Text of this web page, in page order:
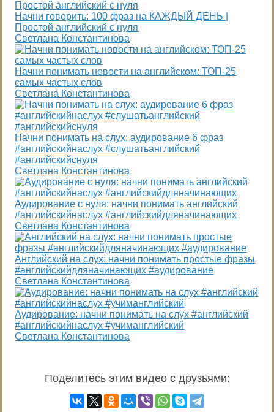
Начни говорить: 100 фраз на КАЖДЫЙ ДЕНЬ |
Простой английский с нуля
Светлана Константинова
Начни понимать новости на английском: ТОП-25
самых частых слов
Светлана Константинова
Начни понимать на слух: аудирование 6 фраз
#английскийнаслух #слушатьанглийский
#английскийснуля
Светлана Константинова
Аудирование с нуля: начни понимать английский
#английскийнаслух #английскийдляначинающих
Светлана Константинова
Английский на слух: начни понимать простые фразы
#английскийдляначинающих #аудирование
Светлана Константинова
Аудирование: начни понимать на слух #английский
#английскийнаслух #учиманглийский
Светлана Константинова
Поделитесь этим видео с друзьями: